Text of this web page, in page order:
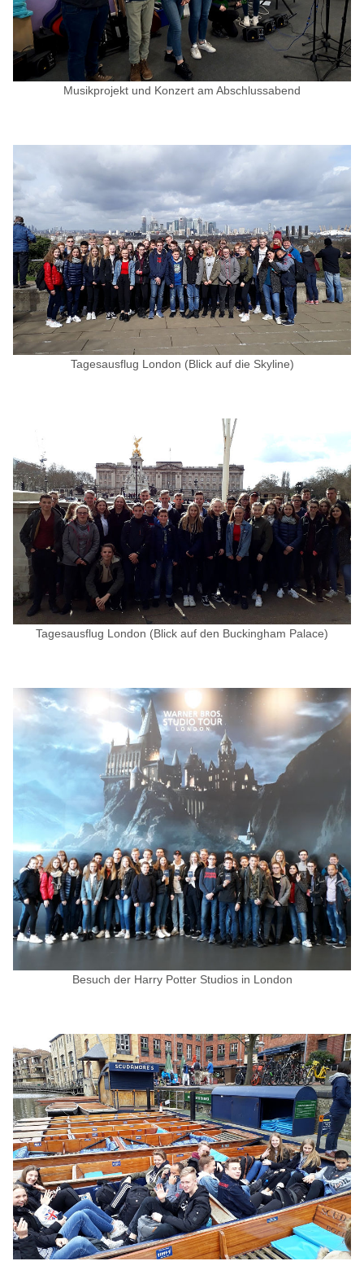
Musikprojekt und Konzert am Abschlussabend
Tagesausflug London (Blick auf die Skyline)
Tagesausflug London (Blick auf den Buckingham Palace)
Besuch der Harry Potter Studios in London